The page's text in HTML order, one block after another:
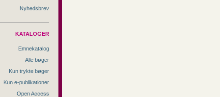
Nyhedsbrev
KATALOGER
Emnekatalog
Alle bøger
Kun trykte bøger
Kun e-publikationer
Open Access